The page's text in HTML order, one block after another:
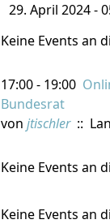
29. April 2024 -
Keine Events an
17:00 - 19:00
Bundesrat
von jtischler::
Keine Events an
Keine Events an